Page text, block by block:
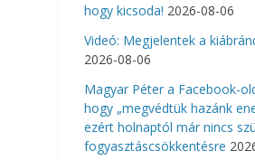
hogy kicsoda! 2026-08-06
Videó: Megjelentek a
2026-08-06
Magyar Péter a Facebook-
hogy „megvédtük hazánk
ezért holnaptól már nincs
fogyasztáscsökkentésre